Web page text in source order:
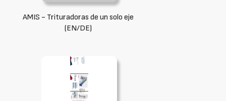
AMIS - Trituradoras de un solo eje
(EN/DE)